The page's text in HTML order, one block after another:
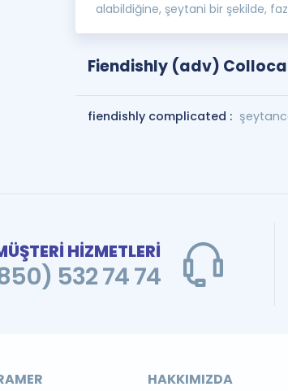
alabildiğine, şeytani bir şekilde,
Fiendishly (adv)
fiendishly complicated :
HİZMETLERİ
532 74 74
HAKKIMIZDA